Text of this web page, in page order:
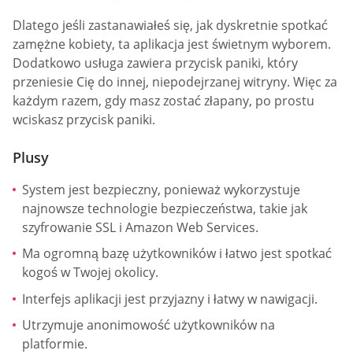
Dlatego jeśli zastanawiałeś się, jak dyskretnie spotkać
zamężne kobiety, ta aplikacja jest świetnym wyborem.
Dodatkowo usługa zawiera przycisk paniki, który
przeniesie Cię do innej, niepodejrzanej witryny. Więc za
każdym razem, gdy masz zostać złapany, po prostu
wciskasz przycisk paniki.
Plusy
System jest bezpieczny, ponieważ wykorzystuje
najnowsze technologie bezpieczeństwa, takie jak
szyfrowanie SSL i Amazon Web Services.
Ma ogromną bazę użytkowników i łatwo jest spotkać
kogoś w Twojej okolicy.
Interfejs aplikacji jest przyjazny i łatwy w nawigacji.
Utrzymuje anonimowość użytkowników na
platformie.